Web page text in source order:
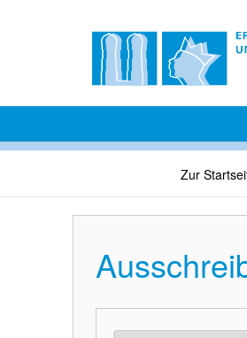
Zur